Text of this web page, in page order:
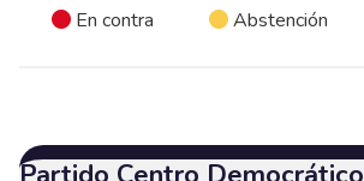
En contra Abstención